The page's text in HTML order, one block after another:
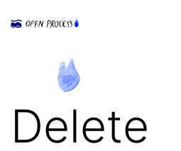
Open
Delete